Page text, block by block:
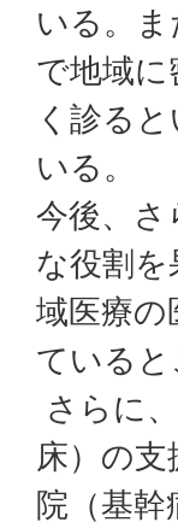
いる。
で地域
く診る
いる。
今後、さ
な役割
域医療
ていると
さらに
床）の
院（基